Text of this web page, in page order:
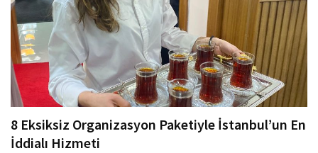
8 Eksiksiz Organizasyon Paketiyle İstanbul’un En
İddialı Hizmeti